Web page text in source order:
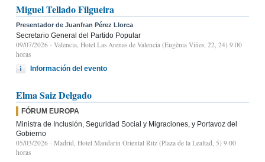
Miguel Tellado Filgueira
Presentador de Juanfran Pérez Llorca
Secretario General del Partido Popular
09/07/2026 - Valencia, Hotel Las Arenas de Valencia (Eugènia Viñes, 22, 24) 9.00
horas
Información del evento
Elma Saiz Delgado
FÓRUM EUROPA
Ministra de Inclusión, Seguridad Social y Migraciones, y Portavoz del
Gobierno
05/03/2026 - Madrid, Hotel Mandarin Oriental Ritz (Plaza de la Lealtad, 5) 9:00
horas